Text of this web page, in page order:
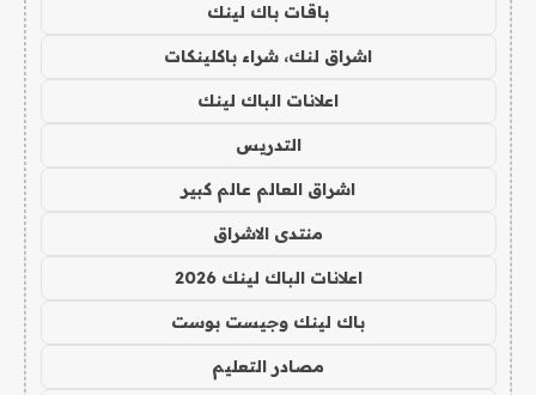
باقات باك لينك
اشراق لنك، شراء باكلينكات
اعلانات الباك لينك
التدريس
اشراق العالم عالم كبير
منتدى الاشراق
اعلانات الباك لينك 2026
باك لينك وجيست بوست
مصادر التعليم